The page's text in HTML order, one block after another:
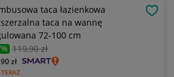
taca łazienkowa
taca na wannę
72-100 cm
119,90 zł
TERAZ
,90zł